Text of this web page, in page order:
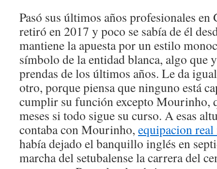
Pasó sus últimos años profesionales en
retiró en 2017 y poco se sabía de él
mantiene la apuesta por un estilo
símbolo de la entidad blanca, algo que
prendas de los últimos años. Le da
otro, porque piensa que ninguno está
cumplir su función excepto Mourinho,
meses si todo sigue su curso. A esas
contaba con Mourinho, equipacion
había dejado el banquillo inglés en
marcha del setubalense la carrera del